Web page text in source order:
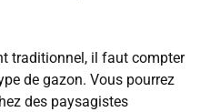
traditionnel, il faut compter
de gazon. Vous pourrez
des paysagistes